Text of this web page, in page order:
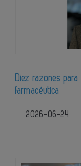
Diez razones
farmacéutica
2026-06-24